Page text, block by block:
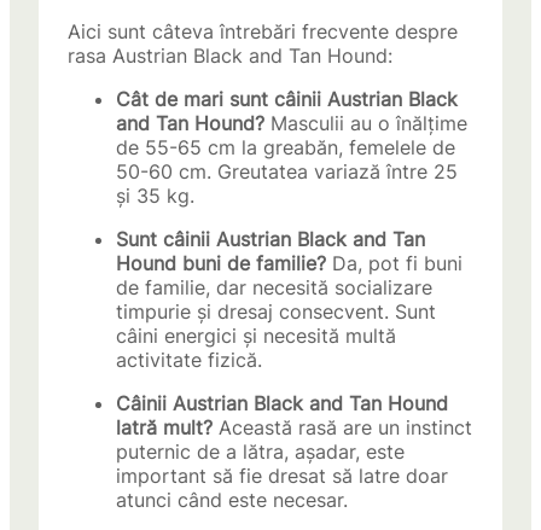
Aici sunt câteva întrebări frecvente despre
rasa Austrian Black and Tan Hound:
Cât de mari sunt câinii Austrian Black
and Tan Hound? Masculii au o înălțime
de 55-65 cm la greabăn, femelele de
50-60 cm. Greutatea variază între 25
și 35 kg.
Sunt câinii Austrian Black and Tan
Hound buni de familie? Da, pot fi buni
de familie, dar necesită socializare
timpurie și dresaj consecvent. Sunt
câini energici și necesită multă
activitate fizică.
Câinii Austrian Black and Tan Hound
latră mult? Această rasă are un instinct
puternic de a lătra, așadar, este
important să fie dresat să latre doar
atunci când este necesar.